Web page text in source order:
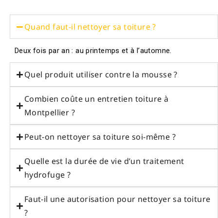
Quand faut-il nettoyer sa toiture ?
Deux fois par an : au printemps et à l’automne.
Quel produit utiliser contre la mousse ?
Combien coûte un entretien toiture à
Montpellier ?
Peut-on nettoyer sa toiture soi-même ?
Quelle est la durée de vie d’un traitement
hydrofuge ?
Faut-il une autorisation pour nettoyer sa toiture
?